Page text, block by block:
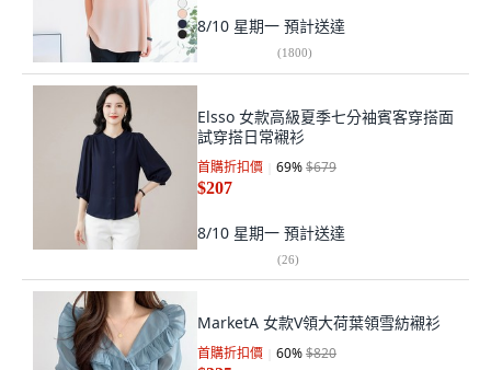
8/10 星期一 預計送達
(1800)
Elsso 女款高級夏季七分袖賓客穿搭面
試穿搭日常襯衫
首購折扣價 69%$679
$207
8/10 星期一 預計送達
(26)
MarketA 女款V領大荷葉領雪紡襯衫
首購折扣價 60%$820